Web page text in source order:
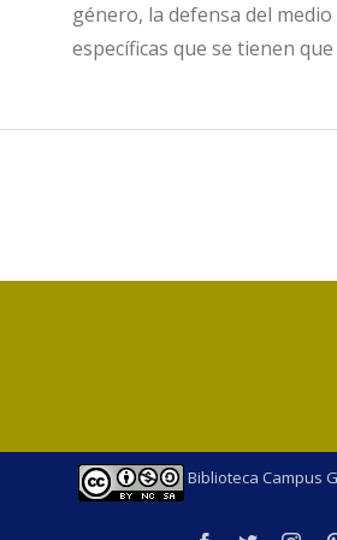
género, la defensa del
específicas que se tienen
Biblioteca Campus